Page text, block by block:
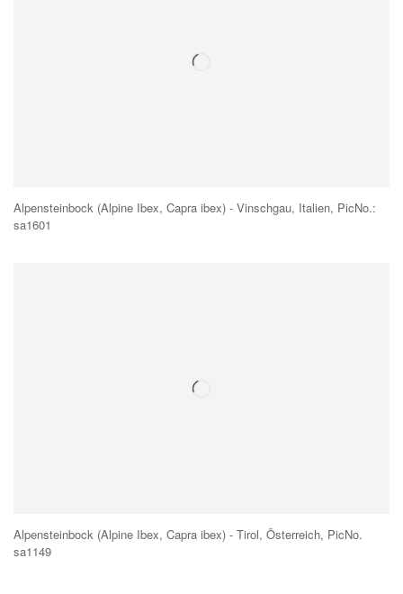
Alpensteinbock (Alpine Ibex, Capra ibex) - Vinschgau, Italien, PicNo.:
sa1601
Alpensteinbock (Alpine Ibex, Capra ibex) - Tirol, Österreich, PicNo.
sa1149